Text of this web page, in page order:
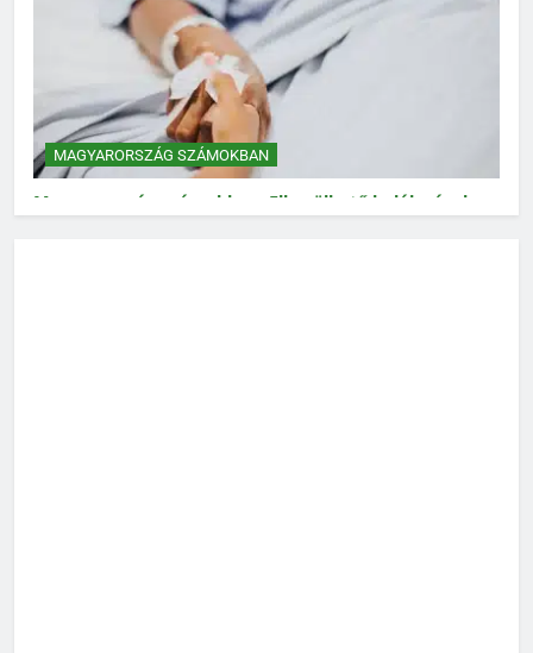
MAGYARORSZÁG SZÁMOKBAN
Magyarország számokban: Elkerülhető halálozások